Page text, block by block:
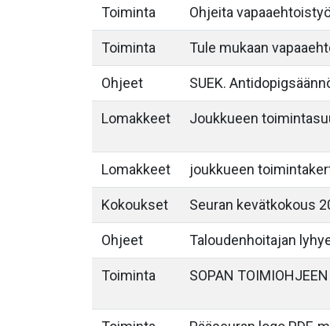
Toiminta Ohjeita
Toiminta Tule mukaan
Ohjeet SUEK.
Lomakkeet Joukkueen
Lomakkeet joukkueen
Kokoukset Seuran kevätkokous
Ohjeet Taloudenhoitajan
Toiminta
SOPAN